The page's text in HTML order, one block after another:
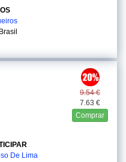
9.54 €
7.63 €
Comprar
De Lima